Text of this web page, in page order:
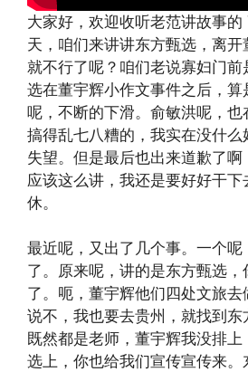
大家好，欢迎收听老范讲故事
天，咱们来讲讲东方甄选，离
就不行了呢？咱们老说寡妇门
选在董宇辉小作文事件之后，
呢，不断的下滑。俞敏洪呢，也
搞得乱七八糟的，我实在没什么
失望。但是最后也出来道歉了
应该这么讲，我还是要好好干下
休。
最近呢，又出了几个事。一个
了。原来呢，讲的是东方甄选
了。呃，董宇辉他们四处文旅
说不，我也要去贵州，就找到东
既然都是老师，董宇辉我没排
选上，你也给我们宣传宣传来。